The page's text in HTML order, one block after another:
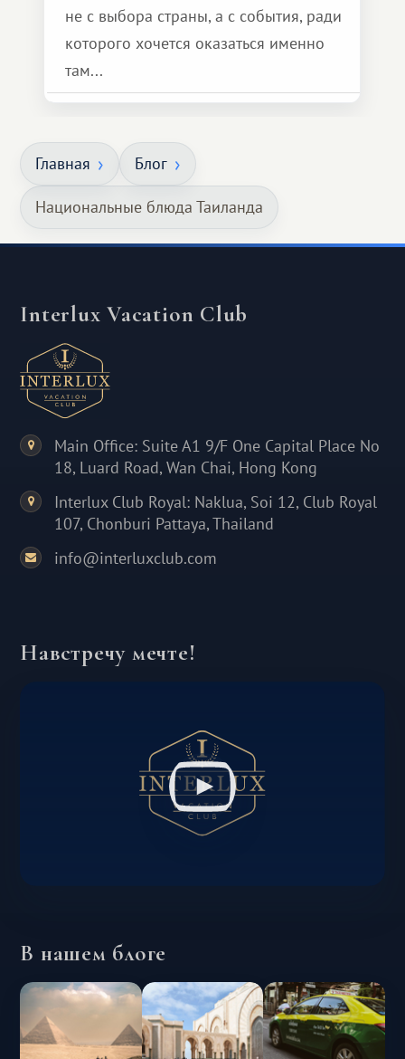
не с выбора страны, а с события, ради
которого хочется оказаться именно
там...
Главная Блог
Национальные блюда Таиланда
Interlux Vacation Club
Main Office: Suite A1 9/F One Capital Place No
18, Luard Road, Wan Chai, Hong Kong
Interlux Club Royal: Naklua, Soi 12, Club Royal
107, Chonburi Pattaya, Thailand
info@interluxclub.com
Навстречу мечте!
В нашем блоге